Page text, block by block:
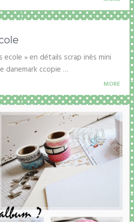
ecole » en détails scrap inès mini
danemark ccopie …
MORE